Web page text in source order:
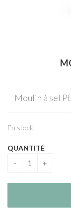
Moulin à sel
En stock
QUANTITÉ